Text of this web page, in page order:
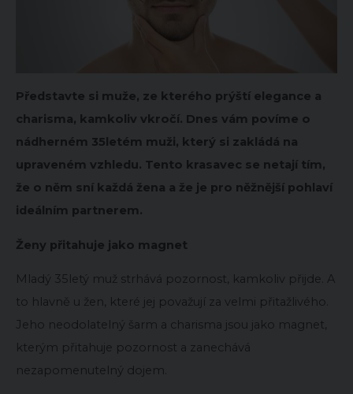
Představte si muže, ze kterého prýští elegance a
charisma, kamkoliv vkročí. Dnes vám povíme o
nádherném 35letém muži, který si zakládá na
upraveném vzhledu. Tento krasavec se netají tím,
že o něm sní každá žena a že je pro něžnější pohlaví
ideálním partnerem.
Ženy přitahuje jako magnet
Mladý 35letý muž strhává pozornost, kamkoliv přijde. A
to hlavně u žen, které jej považují za velmi přitažlivého.
Jeho neodolatelný šarm a charisma jsou jako magnet,
kterým přitahuje pozornost a zanechává
nezapomenutelný dojem.